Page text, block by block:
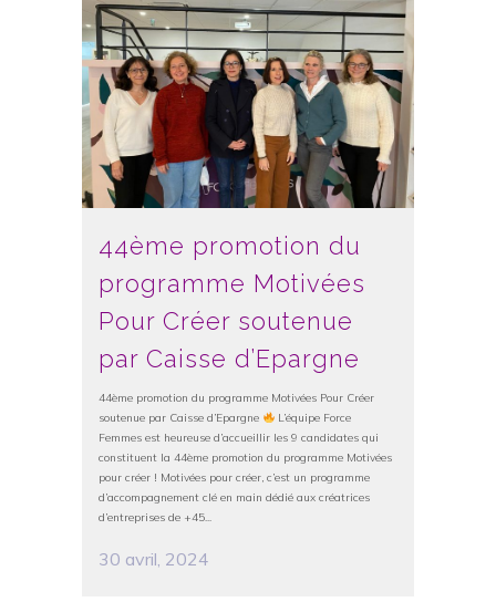
44ème promotion du
programme Motivées
Pour Créer soutenue
par Caisse d’Epargne
44ème promotion du programme Motivées Pour Créer
soutenue par Caisse d’Epargne
L’équipe Force
Femmes est heureuse d’accueillir les 9 candidates qui
constituent la 44ème promotion du programme Motivées
pour créer ! Motivées pour créer, c’est un programme
d’accompagnement clé en main dédié aux créatrices
d’entreprises de +45...
30 avril, 2024